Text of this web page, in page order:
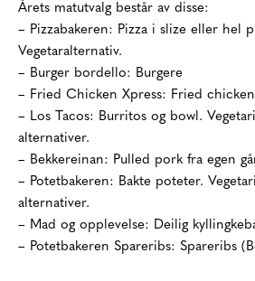
Årets matutvalg består av disse:
– Pizzabakeren: Pizza i slize eller hel
Vegetaralternativ.
– Burger bordello: Burgere
– Fried Chicken Xpress: Fried chicken
– Los Tacos: Burritos og bowl.
alternativer.
– Bekkereinan: Pulled pork fra egen
– Potetbakeren: Bakte poteter.
alternativer.
– Mad og opplevelse: Deilig
– Potetbakeren Spareribs: Spareribs